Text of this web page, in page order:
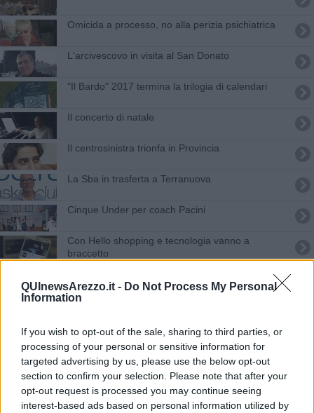
QUInewsArezzo.it - Do Not Process My Personal
Information
If you wish to opt-out of the sale, sharing to third parties, or
processing of your personal or sensitive information for
targeted advertising by us, please use the below opt-out
section to confirm your selection. Please note that after your
opt-out request is processed you may continue seeing
interest-based ads based on personal information utilized by
Omicida a processo, no alla perizia psichiatrica
L'arcivescovo in visita al San Donato
"Il Bardo" 2017 termina la trilogia di calendari
Il concerto di natale
Il centrosinistra trionfa in Provincia
La Sba in trasferta a Terranuova
Cinque Under per coach Pacini
Con Hello shopping e tecnologia vanno a
braccetto
Neonata ferita in uno scontro tra auto e trattore
Ceccarelli:“I toscani, cittadini solidali e coesi"
"Perché abbiamo votato no su Coingas"
Arresti nell'aretino per spaccio nelle scuole